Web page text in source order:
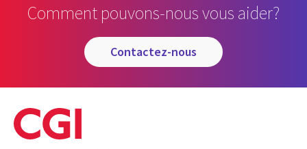
Comment pouvons-nous vous aider?
contactez-nous